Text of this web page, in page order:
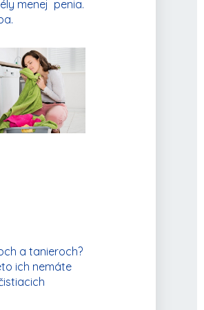
menej penia.
a tanieroch?
ich nemáte